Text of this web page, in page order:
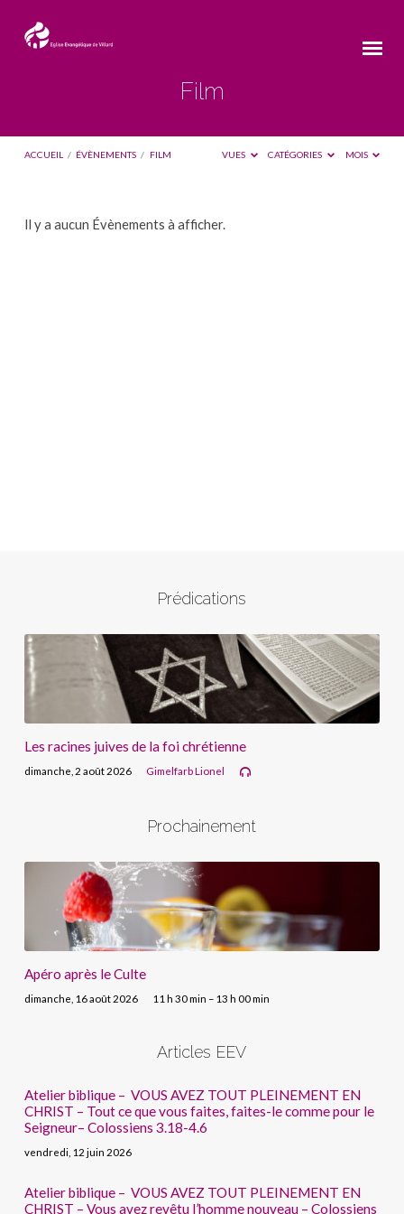
Film
ACCUEIL / ÉVÈNEMENTS / FILM VUES CATÉGORIES MOIS
Film
Il y a aucun Évènements à afficher.
Prédications
Les racines juives de la foi chrétienne
dimanche, 2 août 2026 Gimelfarb Lionel
Prochainement
Apéro après le Culte
dimanche, 16 août 2026 11 h 30 min – 13 h 00 min
Articles EEV
Atelier biblique – VOUS AVEZ TOUT PLEINEMENT EN
CHRIST – Tout ce que vous faites, faites-le comme pour le
Seigneur– Colossiens 3.18-4.6
vendredi, 12 juin 2026
Atelier biblique – VOUS AVEZ TOUT PLEINEMENT EN
CHRIST – Vous avez revêtu l’homme nouveau – Colossiens